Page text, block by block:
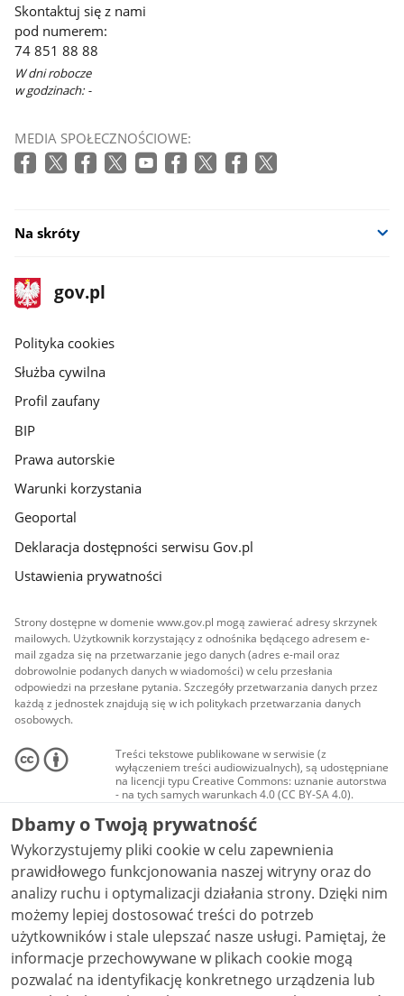
Skontaktuj się z nami
pod numerem:
74 851 88 88
W dni robocze
w godzinach: -
MEDIA SPOŁECZNOŚCIOWE:
Na skróty
stopka
gov.pl
Strona
gov.pl
gov.pl
Polityka cookies
Służba cywilna
Profil zaufany
BIP
Prawa autorskie
Warunki korzystania
Geoportal
Deklaracja dostępności serwisu Gov.pl
Ustawienia prywatności
Strony dostępne w domenie www.gov.pl mogą zawierać adresy skrzynek
mailowych. Użytkownik korzystający z odnośnika będącego adresem e-
mail zgadza się na przetwarzanie jego danych (adres e-mail oraz
dobrowolnie podanych danych w wiadomości) w celu przesłania
odpowiedzi na przesłane pytania. Szczegóły przetwarzania danych przez
każdą z jednostek znajdują się w ich politykach przetwarzania danych
osobowych.
Treści tekstowe publikowane w serwisie (z
wyłączeniem treści audiowizualnych), są udostępniane
na licencji typu Creative Commons: uznanie autorstwa
- na tych samych warunkach 4.0 (CC BY-SA 4.0).
Materiały audiowizualne, w tym zdjęcia, materiały
audio i wideo, są udostępniane na licencji typu
Creative Commons: uznanie autorstwa użycie
niekomercyjne - bez utworów zależnych 4.0 (CC BY-
NC-ND 4.0), o ile nie jest to stwierdzone inaczej.
Dbamy o Twoją prywatność
Wykorzystujemy pliki cookie w celu zapewnienia
prawidłowego funkcjonowania naszej witryny oraz do
analizy ruchu i optymalizacji działania strony. Dzięki nim
możemy lepiej dostosować treści do potrzeb
użytkowników i stale ulepszać nasze usługi. Pamiętaj, że
informacje przechowywane w plikach cookie mogą
pozwalać na identyfikację konkretnego urządzenia lub